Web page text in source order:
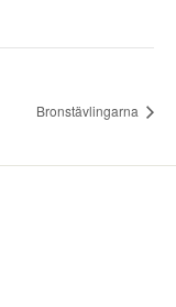
Bronstävlingarna